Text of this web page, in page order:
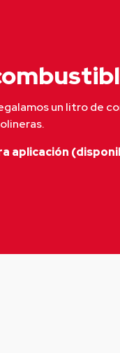
un litro de